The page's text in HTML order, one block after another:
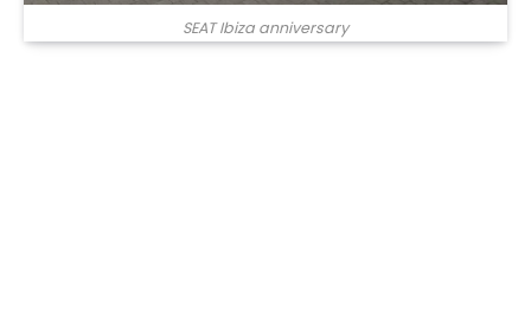
SEAT Ibiza anniversary